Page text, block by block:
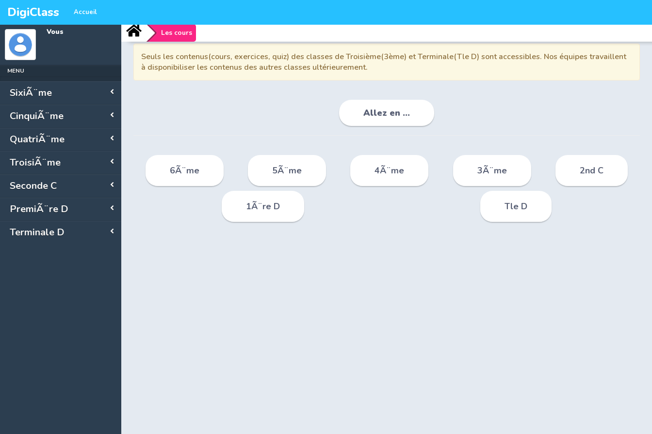
DigiClass Accueil
Vous
MENU
SixiÃ¨me
CinquiÃ¨me
QuatriÃ¨me
TroisiÃ¨me
Seconde C
PremiÃ¨re D
Terminale D
Les cours
Seuls les contenus(cours, exercices, quiz) des classes de Troisième(3ème) et Terminale(Tle D) sont accessibles. Nos équipes travaillent
à disponibiliser les contenus des autres classes ultérieurement.
Allez en ...
6Ã¨me 5Ã¨me 4Ã¨me 3Ã¨me 2nd C
1Ã¨re D Tle D